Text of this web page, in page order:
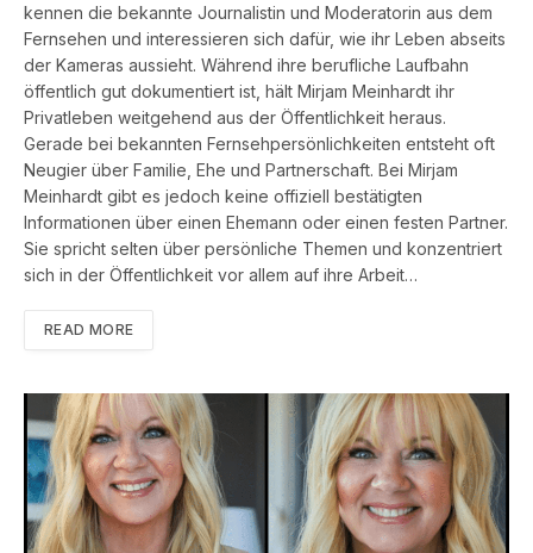
kennen die bekannte Journalistin und Moderatorin aus dem
Fernsehen und interessieren sich dafür, wie ihr Leben abseits
der Kameras aussieht. Während ihre berufliche Laufbahn
öffentlich gut dokumentiert ist, hält Mirjam Meinhardt ihr
Privatleben weitgehend aus der Öffentlichkeit heraus.
Gerade bei bekannten Fernsehpersönlichkeiten entsteht oft
Neugier über Familie, Ehe und Partnerschaft. Bei Mirjam
Meinhardt gibt es jedoch keine offiziell bestätigten
Informationen über einen Ehemann oder einen festen Partner.
Sie spricht selten über persönliche Themen und konzentriert
sich in der Öffentlichkeit vor allem auf ihre Arbeit…
READ MORE